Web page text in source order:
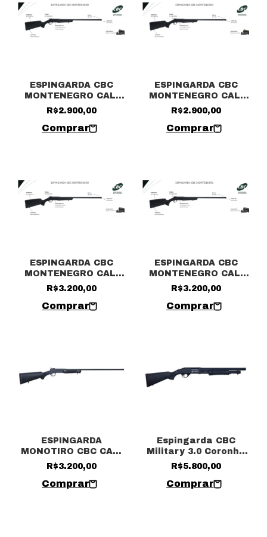
ESPINGARDA CBC
MONTENEGRO CAL.
20– CANO 28″
R$2.900,00
ESPINGARDA CBC
MONTENEGRO CAL.
36– CANO 28″
R$2.900,00
ESPINGARDA CBC
MONTENEGRO CAL.
12– CANO 28″
R$3.200,00
ESPINGARDA CBC
MONTENEGRO CAL.
28– CANO 28″
R$3.200,00
ESPINGARDA
MONOTIRO CBC CAL.
32– CANO 28″
R$3.200,00
Espingarda CBC
Military 3.0 Coronha
Fixa Cal. 12 / 16” Sem
acessórios
R$5.800,00